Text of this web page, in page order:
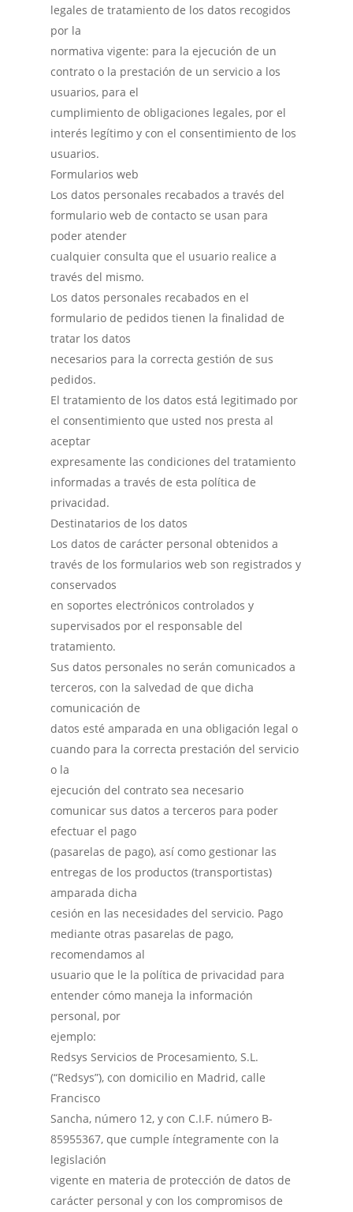
legales de tratamiento de los datos recogidos
por la
normativa vigente: para la ejecución de un
contrato o la prestación de un servicio a los
usuarios, para el
cumplimiento de obligaciones legales, por el
interés legítimo y con el consentimiento de los
usuarios.
Formularios web
Los datos personales recabados a través del
formulario web de contacto se usan para
poder atender
cualquier consulta que el usuario realice a
través del mismo.
Los datos personales recabados en el
formulario de pedidos tienen la finalidad de
tratar los datos
necesarios para la correcta gestión de sus
pedidos.
El tratamiento de los datos está legitimado por
el consentimiento que usted nos presta al
aceptar
expresamente las condiciones del tratamiento
informadas a través de esta política de
privacidad.
Destinatarios de los datos
Los datos de carácter personal obtenidos a
través de los formularios web son registrados y
conservados
en soportes electrónicos controlados y
supervisados por el responsable del
tratamiento.
Sus datos personales no serán comunicados a
terceros, con la salvedad de que dicha
comunicación de
datos esté amparada en una obligación legal o
cuando para la correcta prestación del servicio
o la
ejecución del contrato sea necesario
comunicar sus datos a terceros para poder
efectuar el pago
(pasarelas de pago), así como gestionar las
entregas de los productos (transportistas)
amparada dicha
cesión en las necesidades del servicio. Pago
mediante otras pasarelas de pago,
recomendamos al
usuario que le la política de privacidad para
entender cómo maneja la información
personal, por
ejemplo:
Redsys Servicios de Procesamiento, S.L.
(“Redsys”), con domicilio en Madrid, calle
Francisco
Sancha, número 12, y con C.I.F. número B-
85955367, que cumple íntegramente con la
legislación
vigente en materia de protección de datos de
carácter personal y con los compromisos de